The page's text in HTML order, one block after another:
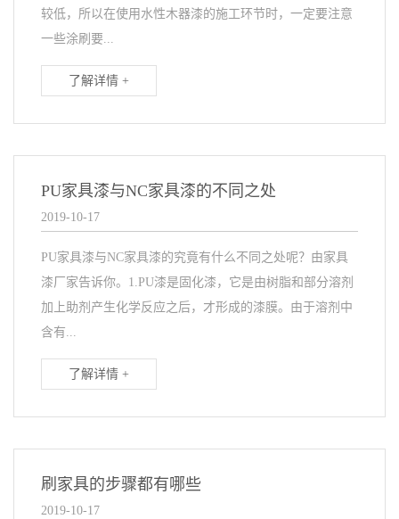
较低，所以在使用水性木器漆的施工环节时，一定要注意
一些涂刷要...
了解详情 +
PU家具漆与NC家具漆的不同之处
2019-10-17
PU家具漆与NC家具漆的究竟有什么不同之处呢？由家具
漆厂家告诉你。1.PU漆是固化漆，它是由树脂和部分溶剂
加上助剂产生化学反应之后，才形成的漆膜。由于溶剂中
含有...
了解详情 +
刷家具的步骤都有哪些
2019-10-17